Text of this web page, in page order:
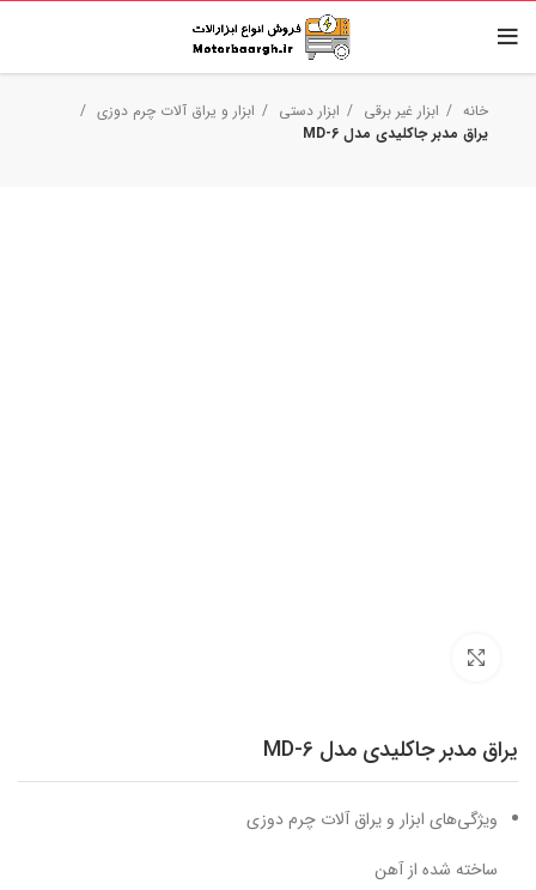
خانه ابزار غیر برقی ابزار دستی
ابزار و یراق آلات چرم دوزی
یراق مدبر جاکلیدی مدل MD-6
یراق مدبر جاکلیدی مدل MD-6
ویژگی‌های ابزار و یراق آلات چرم دوزی
ساخته شده از آهن